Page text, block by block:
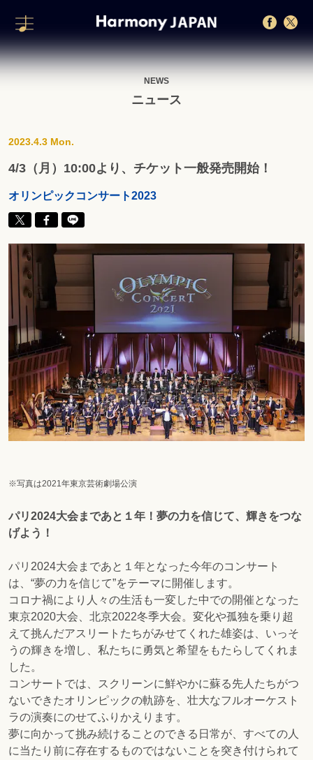
NEWS
ニュース
2023.4.3 Mon.
4/3（月）10:00より、チケット一般発売開始！
オリンピックコンサート2023
※写真は2021年東京芸術劇場公演
パリ2024大会まであと１年！夢の力を信じて、輝きをつな
げよう！
パリ2024大会まであと１年となった今年のコンサート
は、“夢の力を信じて”をテーマに開催します。
コロナ禍により人々の生活も一変した中での開催となった
東京2020大会、北京2022冬季大会。変化や孤独を乗り超
えて挑んだアスリートたちがみせてくれた雄姿は、いっそ
うの輝きを増し、私たちに勇気と希望をもたらしてくれま
した。
コンサートでは、スクリーンに鮮やかに蘇る先人たちがつ
ないできたオリンピックの軌跡を、壮大なフルオーケスト
ラの演奏にのせてふりかえります。
夢に向かって挑み続けることのできる日常が、すべての人
に当たり前に存在するものではないことを突き付けられて